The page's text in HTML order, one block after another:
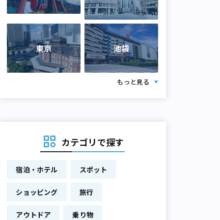
東京 池袋
もっと見る
カテゴリで探す
宿泊・ホテル スポット
ショッピング 旅行
アウトドア 乗り物